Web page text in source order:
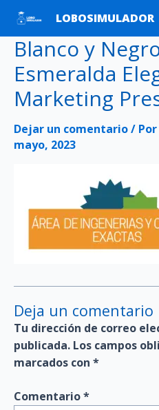
contenido
LOBOSIMULADOR
Blanco y
Esmeralda
Marketing
Dejar un comentario/ Por
mayo, 2023
Deja un comentario
Tu dirección de correo
publicada. Los campos
marcados con *
Comentario*